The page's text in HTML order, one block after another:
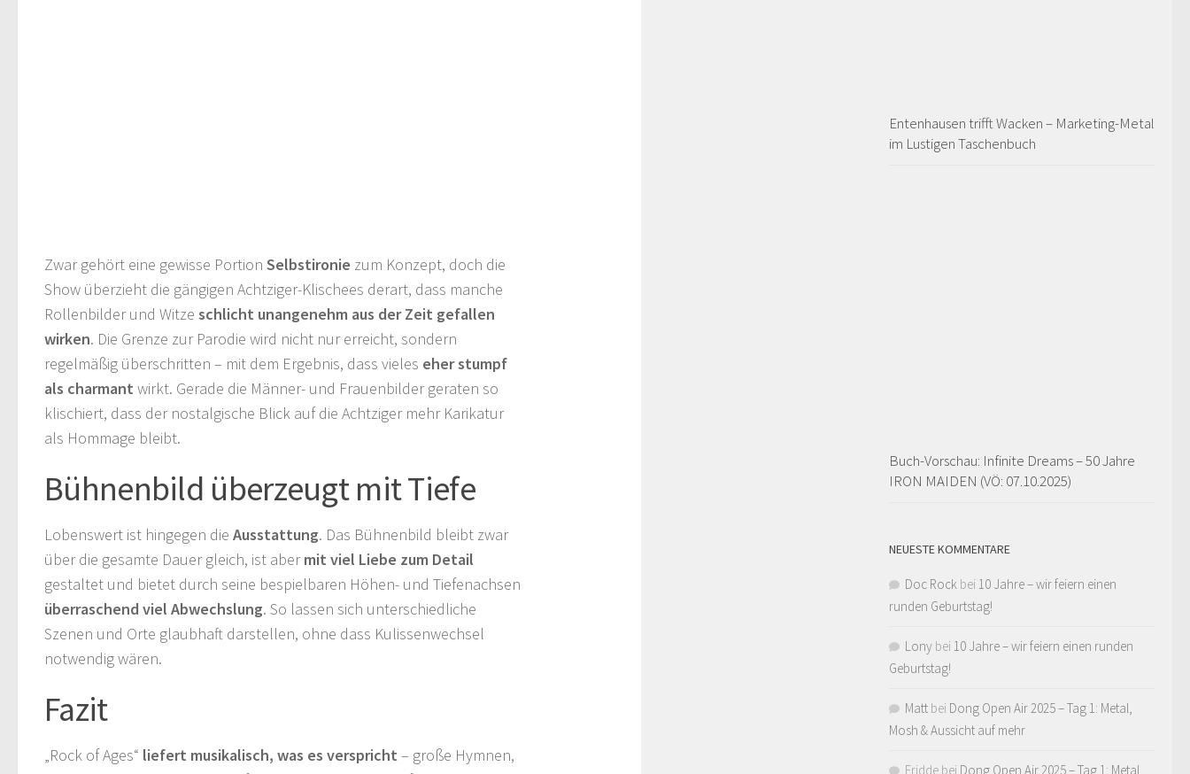
Zwar gehört eine gewisse Portion Selbstironie zum Konzept, doch die
Show überzieht die gängigen Achtziger-Klischees derart, dass manche
Rollenbilder und Witze schlicht unangenehm aus der Zeit gefallen
wirken. Die Grenze zur Parodie wird nicht nur erreicht, sondern
regelmäßig überschritten – mit dem Ergebnis, dass vieles eher stumpf
als charmant wirkt. Gerade die Männer- und Frauenbilder geraten so
klischiert, dass der nostalgische Blick auf die Achtziger mehr Karikatur
als Hommage bleibt.
Bühnenbild überzeugt mit Tiefe
Lobenswert ist hingegen die Ausstattung. Das Bühnenbild bleibt zwar
über die gesamte Dauer gleich, ist abermit viel Liebe zum Detail
gestaltet und bietet durch seine bespielbaren Höhen- und Tiefenachsen
überraschend viel Abwechslung. So lassen sich unterschiedliche
Szenen und Orte glaubhaft darstellen, ohne dass Kulissenwechsel
notwendig wären.
Fazit
„Rock of Ages“ liefert musikalisch, was es verspricht – große Hymnen,
Entenhausen trifft Wacken – Marketing-Metal
im Lustigen Taschenbuch
Buch-Vorschau: Infinite Dreams – 50 Jahre
IRON MAIDEN (VÖ: 07.10.2025)
NEUESTE KOMMENTARE
Doc Rock bei 10 Jahre – wir feiern einen
runden Geburtstag!
Lony bei 10 Jahre – wir feiern einen runden
Geburtstag!
Matt bei Dong Open Air 2025 – Tag 1: Metal,
Mosh & Aussicht auf mehr
Fridde bei Dong Open Air 2025 – Tag 1: Metal,